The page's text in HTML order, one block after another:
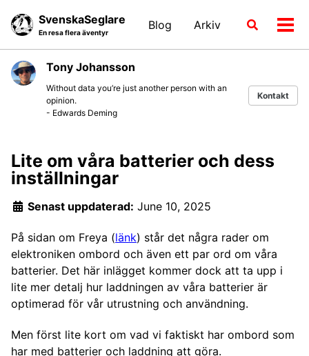
navigation
SvenskaSeglare
En resa flera äventyr
Blog Arkiv
Växla
Tony Johansson
Without data you’re just another person with an
opinion.
- Edwards Deming
Kontakt
Lite om våra batterier och dess
inställningar
Senast uppdaterad: June 10, 2025
På sidan om Freya (länk) står det några rader om
elektroniken ombord och även ett par ord om våra
batterier. Det här inlägget kommer dock att ta upp i
lite mer detalj hur laddningen av våra batterier är
optimerad för vår utrustning och användning.
Men först lite kort om vad vi faktiskt har ombord som
har med batterier och laddning att göra.